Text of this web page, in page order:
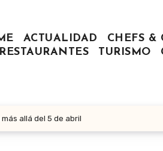
ACTUALIDAD CHEFS &
RESTAURANTES
TURISMO
allá del 5 de abril